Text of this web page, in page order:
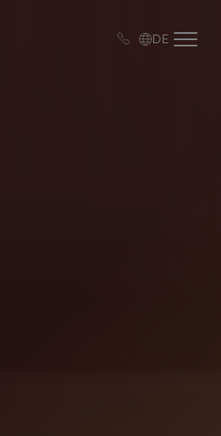
DE Open